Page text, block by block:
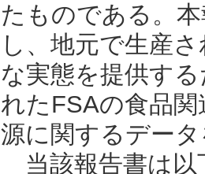
たものである。
し、地元で生産
な実態を提供す
れたFSAの食品
源に関するデー
当該報告書は以